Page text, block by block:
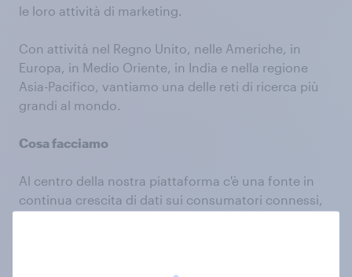
le loro attività di marketing.
Con attività nel Regno Unito, nelle Americhe, in
Europa, in Medio Oriente, in India e nella regione
Asia-Pacifico, vantiamo una delle reti di ricerca più
grandi al mondo.
Cosa facciamo
Al centro della nostra piattaforma c'è una fonte in
continua crescita di dati sui consumatori connessi,